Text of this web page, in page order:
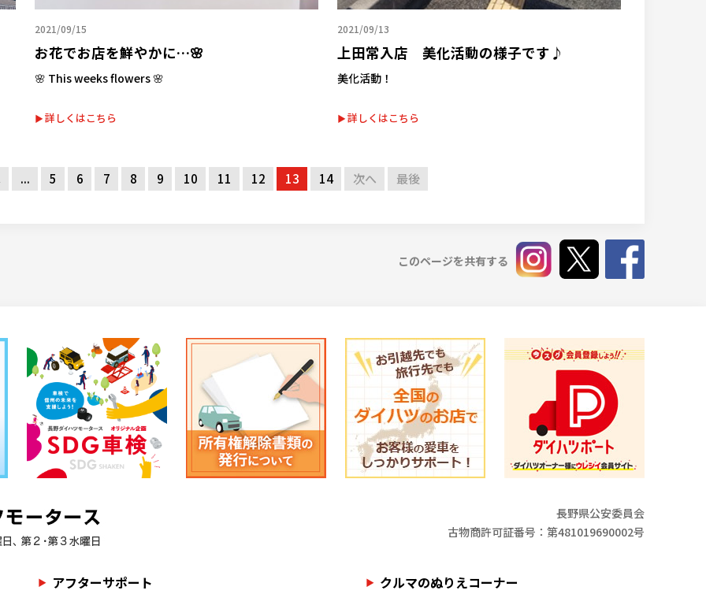
2021/09/15
お花でお店を鮮やかに…🌸
🌸 This weeks flowers 🌸
詳しくはこちら
2021/09/13
上田常入店 美化活動の様子です♪
美化活動！
詳しくはこちら
... 5 6 7 8 9 10 11 12 13 14 次へ 最後
このページを共有する
長野県公安委員会
古物商許可証番号：第481019690002号
アフターサポート
クルマのぬりえコーナー